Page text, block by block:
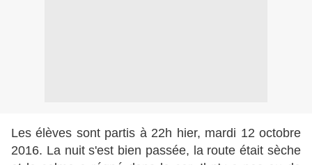
Les élèves sont partis à 22h hier, mardi 12 octobre
2016. La nuit s'est bien passée, la route était sèche